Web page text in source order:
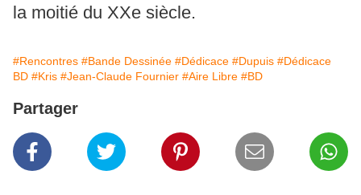
la moitié du XXe siècle.
#Rencontres #Bande Dessinée #Dédicace #Dupuis #Dédicace
BD #Kris #Jean-Claude Fournier #Aire Libre #BD
Partager